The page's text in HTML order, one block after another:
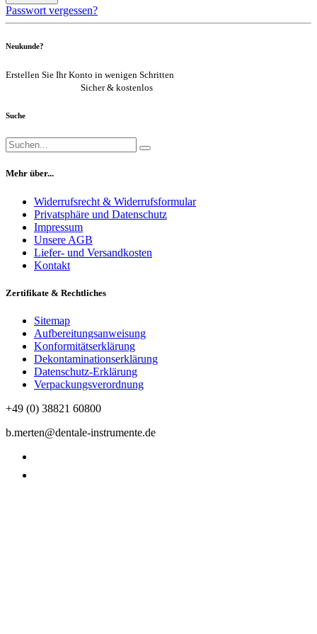
Passwort vergessen?
Neukunde?
Erstellen Sie Ihr Konto in wenigen Schritten
Sicher & kostenlos
Suche
Mehr über...
Widerrufsrecht & Widerrufsformular
Privatsphäre und Datenschutz
Impressum
Unsere AGB
Liefer- und Versandkosten
Kontakt
Zertifikate & Rechtliches
Sitemap
Aufbereitungsanweisung
Konformitätserklärung
Dekontaminationserklärung
Datenschutz-Erklärung
Verpackungsverordnung
+49 (0) 38821 60800
b.merten@dentale-instrumente.de